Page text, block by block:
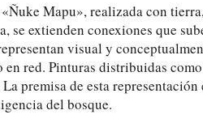
Mapu», realizada con
se extienden conexiones que
visual y
red. Pinturas distribuidas
premisa de esta
del bosque.